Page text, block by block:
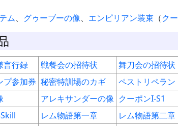
ム、 グゥーブーの像、 エンピリアン装束 （ク
言行録 戦餐会の招待状
舞刀会の招待状
プ参加券 秘密特訓場のカギ
ペストリペラン
アレキサンダーの像 クーポンI-S1
レム物語第一章
レム物語第二章